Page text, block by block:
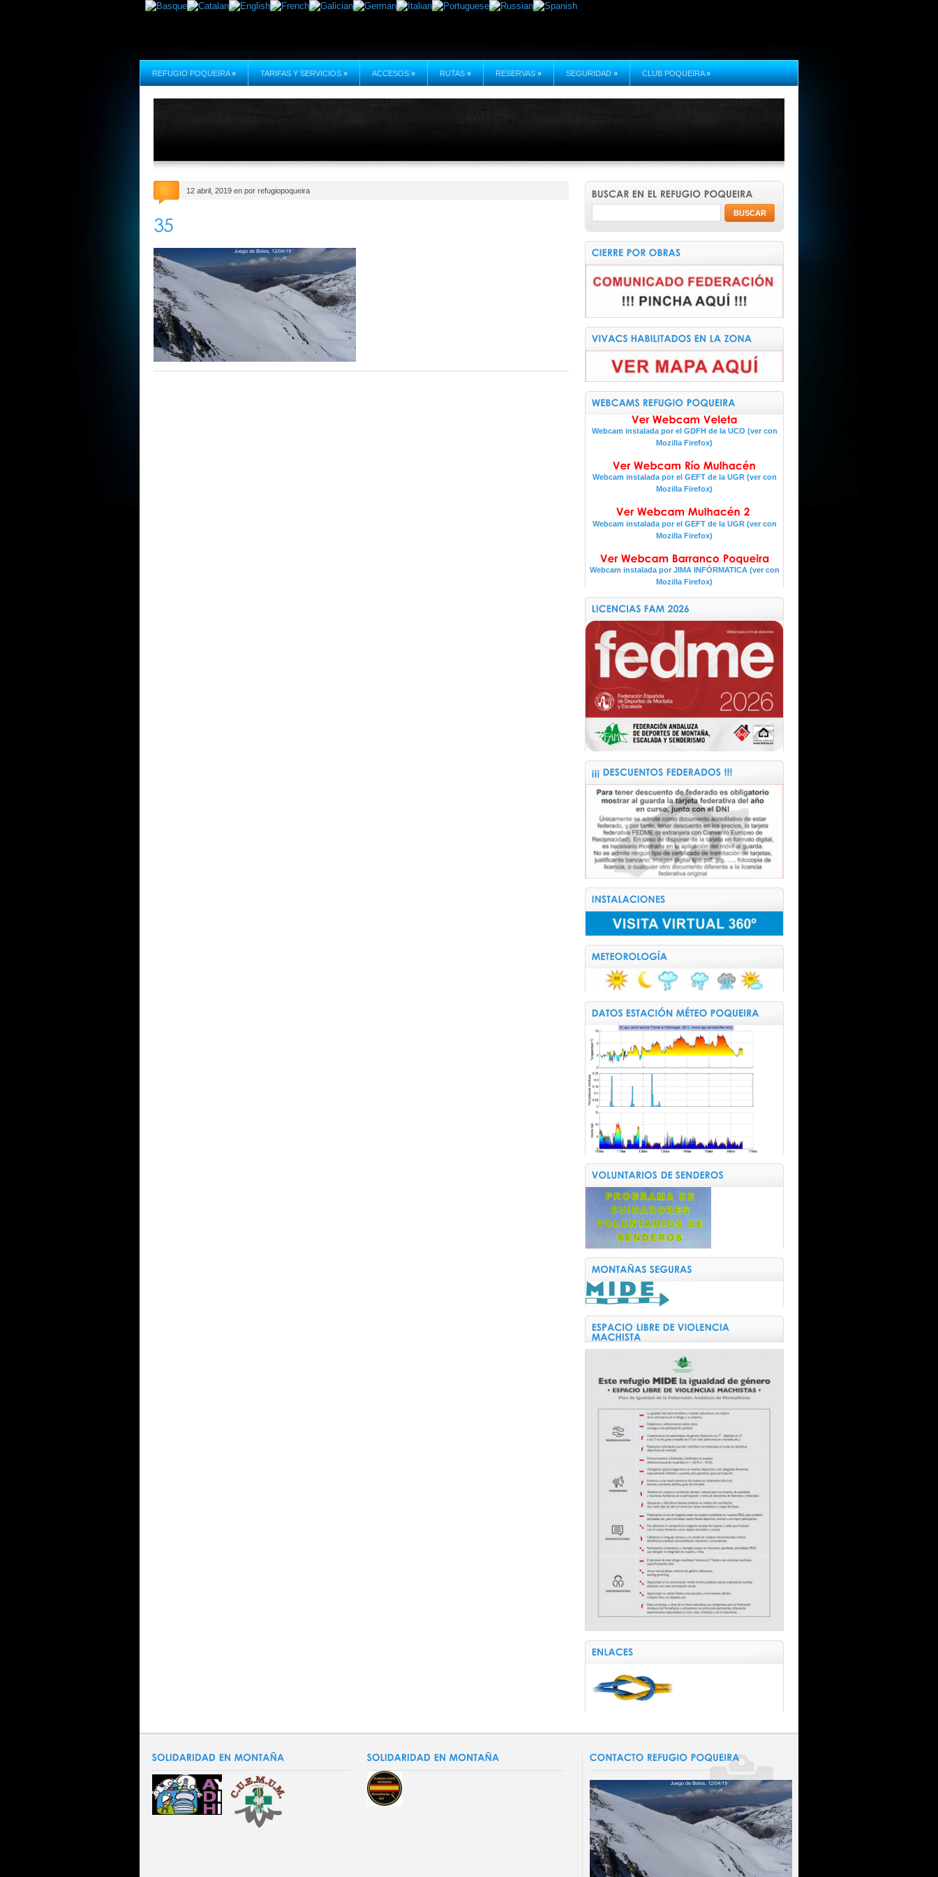
REFUGIO POQUEIRA » TARIFAS Y SERVICIOS » ACCESOS » RUTAS » RESERVAS » SEGURIDAD » CLUB POQUEIRA »
12 abril, 2019 en por refugiopoqueira
Webcam instalada por el GDFH de la UCO (ver con
Mozilla Firefox)
Webcam instalada por el GEFT de la UGR (ver con
Mozilla Firefox)
Webcam instalada por el GEFT de la UGR (ver con
Mozilla Firefox)
Webcam instalada por JIMA INFÓRMATICA (ver con
Mozilla Firefox)